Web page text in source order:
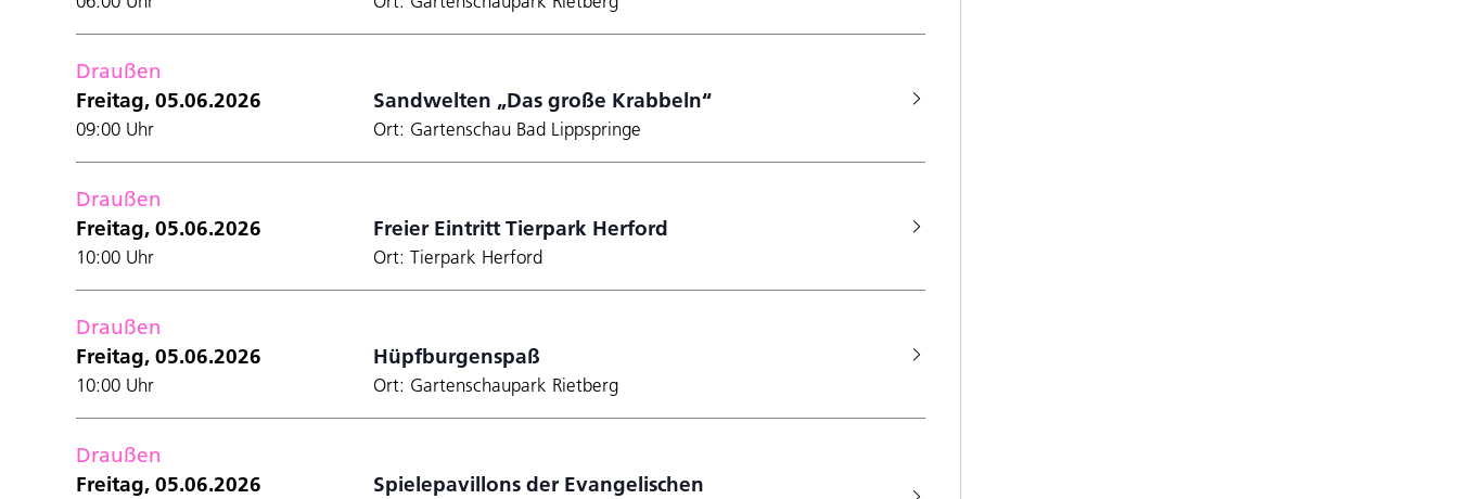
den
gefilterten
Ergebnissen
aktualisieren
Draußen
Freitag, 05.06.2026
Sandwelten „Das große Krabbeln“
09:00 Uhr Ort: Gartenschau Bad Lippspringe
Draußen
Freitag, 05.06.2026
Freier Eintritt Tierpark Herford
10:00 Uhr Ort: Tierpark Herford
Draußen
Freitag, 05.06.2026
Hüpfburgenspaß
10:00 Uhr Ort: Gartenschaupark Rietberg
Draußen
Freitag, 05.06.2026
Spielepavillons der Evangelischen